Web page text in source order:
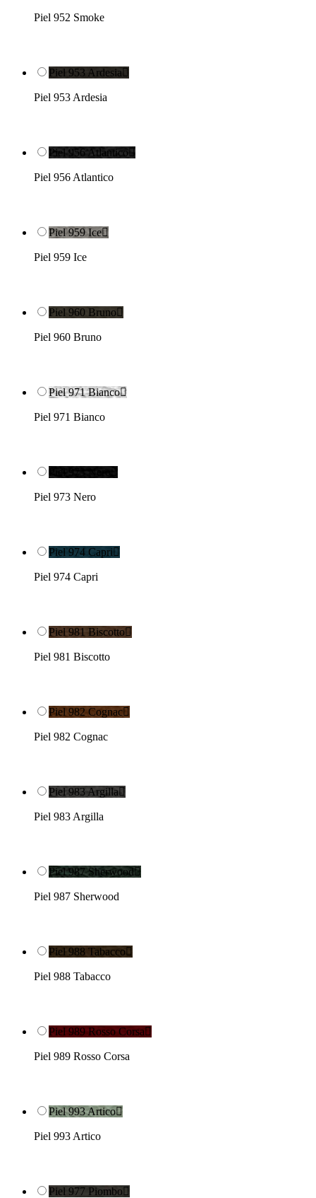
Piel 952 Smoke
Piel 953 Ardesia
Piel 953 Ardesia
Piel 956 Atlantico 
Piel 956 Atlantico
Piel 959 Ice
Piel 959 Ice
Piel 960 Bruno
Piel 960 Bruno
Piel 971 Bianco
Piel 971 Bianco
Piel 973 Nero
Piel 973 Nero
Piel 974 Capri
Piel 974 Capri
Piel 981 Biscotto
Piel 981 Biscotto
Piel 982 Cognac
Piel 982 Cognac
Piel 983 Argilla
Piel 983 Argilla
Piel 987 Sherwood
Piel 987 Sherwood
Piel 988 Tabacco
Piel 988 Tabacco
Piel 989 Rosso Corsa
Piel 989 Rosso Corsa
Piel 993 Artico
Piel 993 Artico
Piel 977 Piombo